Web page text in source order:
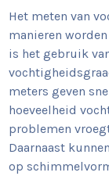
Het meten van
manieren
is het gebruik
meters geven
hoeveelheid
problemen
Daarnaast
op